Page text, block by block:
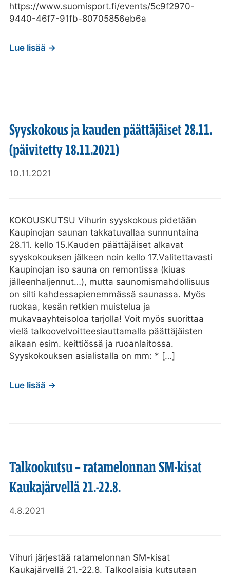
https://www.suomisport.fi/events/5c9f2970-
9440-46f7-91fb-80705856eb6a
Lue lisää →
Syyskokous ja kauden päättäjäiset 28.11.
(päivitetty 18.11.2021)
10.11.2021
KOKOUSKUTSU Vihurin syyskokous pidetään
Kaupinojan saunan takkatuvallaa sunnuntaina
28.11. kello 15.Kauden päättäjäiset alkavat
syyskokouksen jälkeen noin kello 17.Valitettavasti
Kaupinojan iso sauna on remontissa (kiuas
jälleenhaljennut…), mutta saunomismahdollisuus
on silti kahdessapienemmässä saunassa. Myös
ruokaa, kesän retkien muistelua ja
mukavaayhteisoloa tarjolla! Voit myös suorittaa
vielä talkoovelvoitteesiauttamalla päättäjäisten
aikaan esim. keittiössä ja ruoanlaitossa.
Syyskokouksen asialistalla on mm: * […]
Lue lisää →
Talkookutsu – ratamelonnan SM-kisat
Kaukajärvellä 21.-22.8.
4.8.2021
Vihuri järjestää ratamelonnan SM-kisat
Kaukajärvellä 21.-22.8. Talkoolaisia kutsutaan